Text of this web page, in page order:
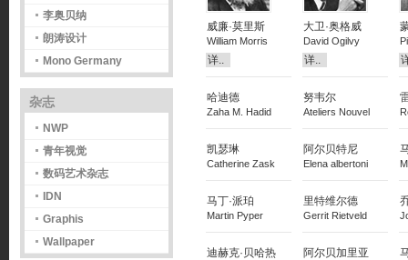
李奥贝纳
朗涛设计
Mono Germany
杂志
NWP
青年视觉
数码艺术杂志
IDN
Graphis
Wallpaper
威廉·莫里斯
William Morris
详..
大卫·奥格威
David Ogilvy
详..
哈迪德
Zaha M. Hadid
努韦尔
Ateliers Nouvel
凯瑟琳
Catherine Zask
阿尔贝特尼
Elena albertoni
马丁·派珀
Martin Pyper
里特维尔德
Gerrit Rietveld
迪赫克·贝哈热 阿尔贝加里亚